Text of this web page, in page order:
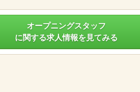
オープニングスタッフ
に関する求人情報を見てみる